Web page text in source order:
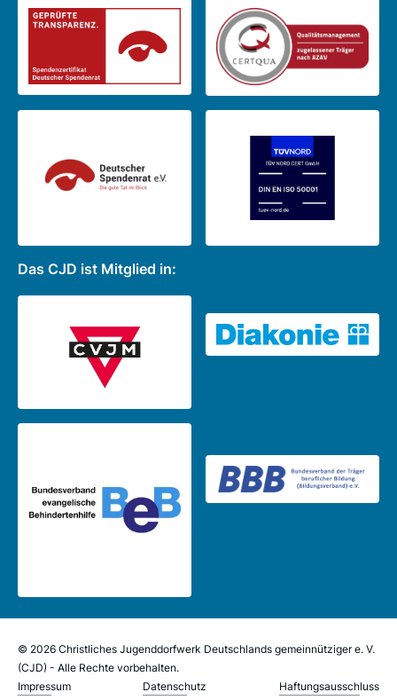
Das CJD ist Mitglied in:
© 2026 Christliches Jugenddorfwerk Deutschlands gemeinnütziger e. V.
(CJD) - Alle Rechte vorbehalten.
Impressum
Datenschutz Haftungsausschluss